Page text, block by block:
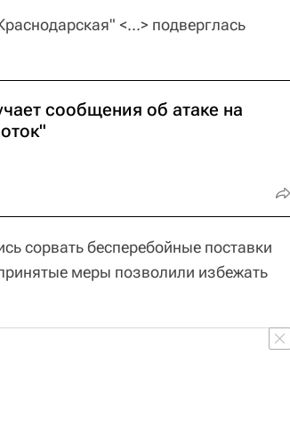
<...> подверглась
сообщения об атаке на
сорвать бесперебойные поставки
меры позволили избежать